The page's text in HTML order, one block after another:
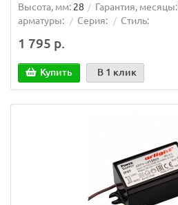
Высота, мм: 28 Гарантия, месяцы:
арматуры:
Серия: Стиль:
1 795 р.
Купить В 1 клик